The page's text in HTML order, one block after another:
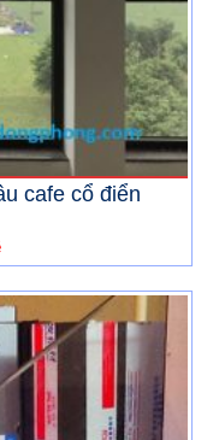
cafe cổ điển